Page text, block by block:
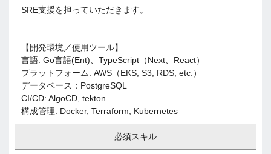
SRE支援を担っていただきます。
【開発環境／使用ツール】
言語: Go言語(Ent)、TypeScript（Next、React）
プラットフォーム: AWS（EKS, S3, RDS, etc.）
データベース：PostgreSQL
CI/CD: AlgoCD, tekton
構成管理: Docker, Terraform, Kubernetes
必須スキル